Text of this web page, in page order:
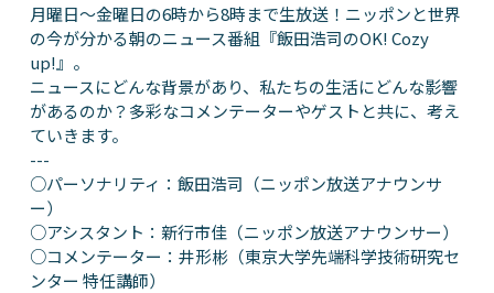
月曜日～金曜日の6時から8時まで生放送！ニッポンと世界
の今が分かる朝のニュース番組『飯田浩司のOK! Cozy
up!』。
ニュースにどんな背景があり、私たちの生活にどんな影響
があるのか？多彩なコメンテーターやゲストと共に、考え
ていきます。
---
○パーソナリティ：飯田浩司（ニッポン放送アナウンサ
ー）
○アシスタント：新行市佳（ニッポン放送アナウンサー）
○コメンテーター：井形彬（東京大学先端科学技術研究セ
ンター 特任講師）